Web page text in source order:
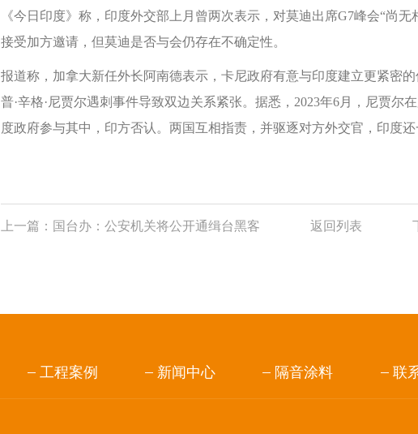
《今日印度》称，印度外交部上月曾两次表示，对莫迪出席G7峰会“尚
接受加方邀请，但莫迪是否与会仍存在不确定性。
报道称，加拿大新任外长阿南德表示，卡尼政府有意与印度建立更紧密
普·辛格·尼贾尔遇刺事件导致双边关系紧张。据悉，2023年6月，尼贾尔
度政府参与其中，印方否认。两国互相指责，并驱逐对方外交官，印度还
上一篇： 国台办：公安机关将公开通缉台黑客 返回列表
工程案例 新闻中心 隔音涂料 联